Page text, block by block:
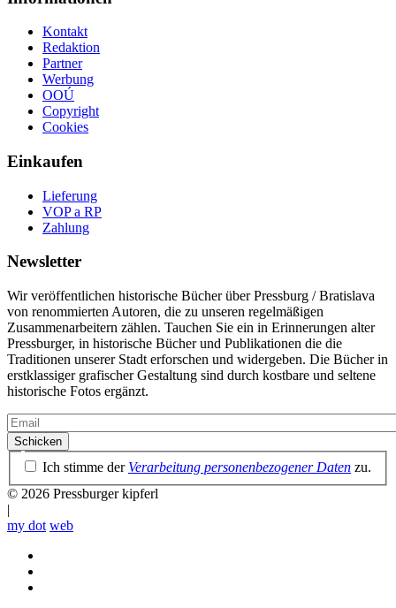
Kontakt
Redaktion
Partner
Werbung
OOÚ
Copyright
Cookies
Einkaufen
Lieferung
VOP a RP
Zahlung
Newsletter
Wir veröffentlichen historische Bücher über Pressburg / Bratislava
von renommierten Autoren, die zu unseren regelmäßigen
Zusammenarbeitern zählen. Tauchen Sie ein in Erinnerungen alter
Pressburger, in historische Bücher und Publikationen die die
Traditionen unserer Stadt erforschen und widergeben. Die Bücher in
erstklassiger grafischer Gestaltung sind durch kostbare und seltene
historische Fotos ergänzt.
Email
Datenschutzrichtlinie
Ich stimme der Verarbeitung personenbezogener Daten zu.
© 2026 Pressburger kipferl
|
my dot web